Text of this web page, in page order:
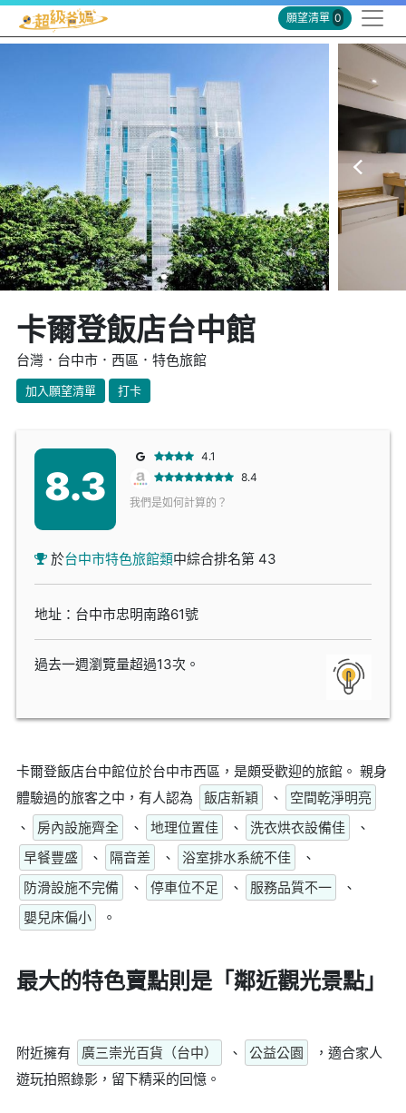
願望清單 0
卡爾登飯店台中館
台灣．台中市．西區．特色旅館
加入願望清單 打卡
8.3
4.1
8.4
我們是如何計算的？
於台中市特色旅館類中綜合排名第 43
地址：台中市忠明南路61號
過去一週瀏覽量超過13次。
卡爾登飯店台中館位於台中市西區，是頗受歡迎的旅館。 親身
體驗過的旅客之中，有人認為
飯店新穎 、
空間乾淨明亮
、
房內設施齊全 、 地理位置佳 、 洗衣烘衣設備佳
、
早餐豐盛
、 隔音差 、 浴室排水系統不佳
、
防滑設施不完備
、 停車位不足 、 服務品質不一
、
嬰兒床偏小
。
最大的特色賣點則是「鄰近觀光景點」
附近擁有 廣三崇光百貨（台中） 、 公益公園
，適合家人
遊玩拍照錄影，留下精采的回憶。